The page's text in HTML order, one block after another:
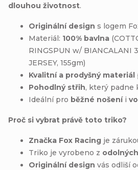
dlouhou životnost.
Originální design s logem
Materiál: 100% bavlna
RINGSPUN w/ BIANCALANI
JERSEY, 155gm)
Kvalitní a prodyšný materiál
Pohodlný střih, který padne
Ideální pro běžné nošeníi
Proč si vybrat právě toto triko?
Značka Fox Racing je
Triko je vyrobeno z
Originální design vás odliší